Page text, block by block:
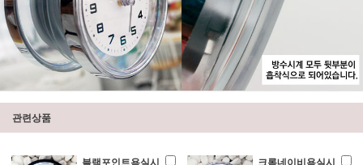
관련상품
블랙포인트욕실시
크롬네이비욕실시